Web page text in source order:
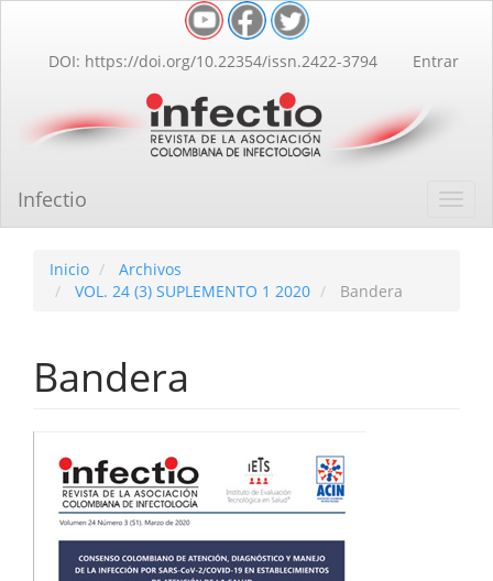
Contenido
principal
lateral
DOI: https://doi.org/10.22354/issn.2422-3794 Entrar
Infectio
Inicio
Archivos
VOL. 24 (3) SUPLEMENTO 1 2020
Bandera
Bandera
Barra
lateral
del
artículo